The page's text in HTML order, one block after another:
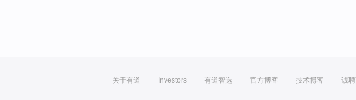
关于有道 Investors 有道智选 官方博客 技术博客 诚